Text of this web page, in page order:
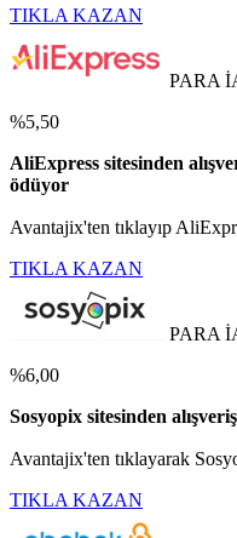
TIKLA KAZAN
PARA
%5,50
AliExpress sitesinden
ödüyor
Avantajix'ten tıklayıp
TIKLA KAZAN
PARA
%6,00
Sosyopix sitesinden
Avantajix'ten tıklayarak
TIKLA KAZAN